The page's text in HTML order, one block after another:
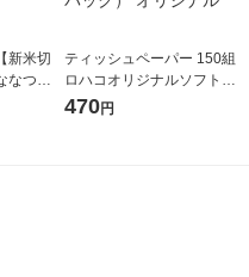
新米切
つぼ
和7年産
ル
ティッシュペーパー 150組
ロハコオリジナルソフトパ
ックティッシュ フィオナ オ
470円